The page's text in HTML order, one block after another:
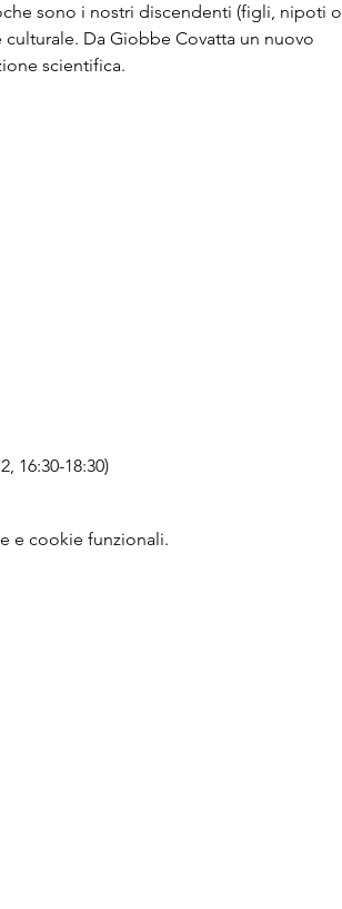
sono i nostri discendenti (figli, nipoti o
Da Giobbe Covatta un nuovo
scientifica.
16:30-18:30)
e cookie funzionali.